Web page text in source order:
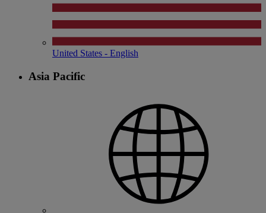
United States - English
Asia Pacific